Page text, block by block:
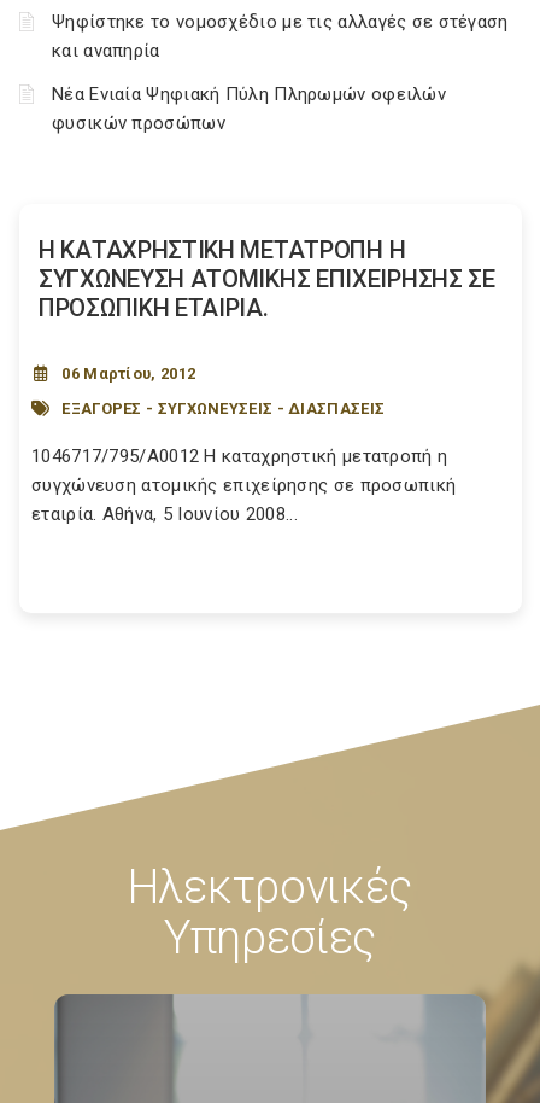
Ψηφίστηκε το νομοσχέδιο με τις αλλαγές σε στέγαση
και αναπηρία
Νέα Ενιαία Ψηφιακή Πύλη Πληρωμών οφειλών
φυσικών προσώπων
Η ΚΑΤΑΧΡΗΣΤΙΚΗ ΜΕΤΑΤΡΟΠΗ Η
ΣΥΓΧΩΝΕΥΣΗ ΑΤΟΜΙΚΗΣ ΕΠΙΧΕΙΡΗΣΗΣ ΣΕ
ΠΡΟΣΩΠΙΚΗ ΕΤΑΙΡΙΑ.
06 Μαρτίου, 2012
ΕΞΑΓΟΡΕΣ - ΣΥΓΧΩΝΕΥΣΕΙΣ - ΔΙΑΣΠΑΣΕΙΣ
1046717/795/Α0012 Η καταχρηστική μετατροπή η
συγχώνευση ατομικής επιχείρησης σε προσωπική
εταιρία. Αθήνα, 5 Ιουνίου 2008...
Ηλεκτρονικές
Υπηρεσίες